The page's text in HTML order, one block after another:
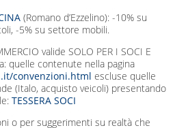
(Romano d’Ezzelino): -10% su
-5% su settore mobili.
valide SOLO PER I SOCI E
quelle contenute nella pagina
convenzioni.html escluse quelle
(Italo, acquisto veicoli) presentando
TESSERA SOCI
o per suggerimenti su realtà che